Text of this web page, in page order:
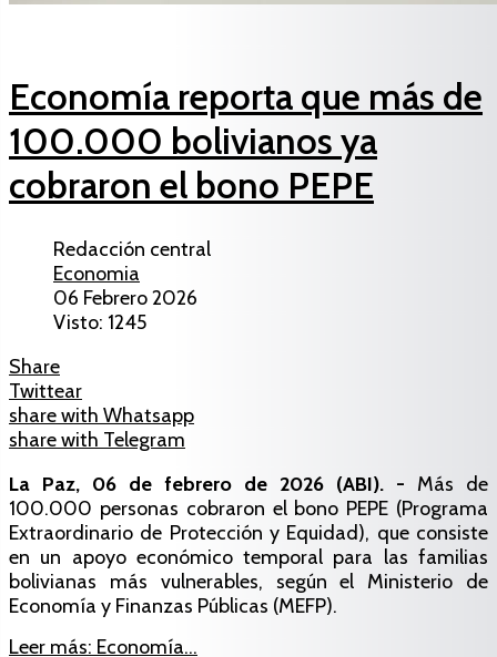
Economía reporta que más de
100.000 bolivianos ya
cobraron el bono PEPE
Redacción central
Economia
06 Febrero 2026
Visto: 1245
Share
Twittear
share with Whatsapp
share with Telegram
La Paz, 06 de febrero de 2026 (ABI). - Más de
100.000 personas cobraron el bono PEPE (Programa
Extraordinario de Protección y Equidad), que consiste
en un apoyo económico temporal para las familias
bolivianas más vulnerables, según el Ministerio de
Economía y Finanzas Públicas (MEFP).
Leer más: Economía...